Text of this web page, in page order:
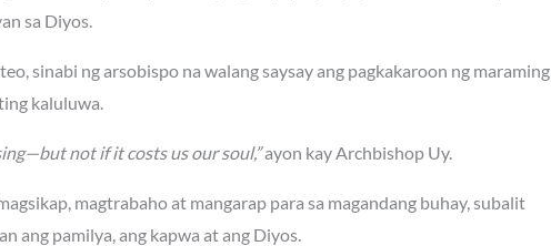
sa Diyos.
sinabi ng arsobispo na walang saysay ang pagkakaroon ng maraming
kaluluwa.
not if it costs us our soul,”ayon kay Archbishop Uy.
magtrabaho at mangarap para sa magandang buhay, subalit
ang pamilya, ang kapwa at ang Diyos.